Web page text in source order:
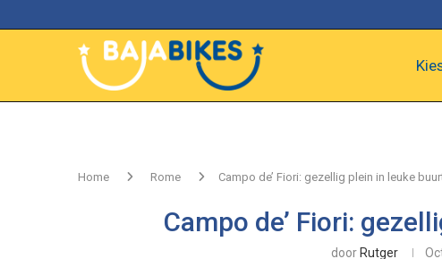
Home Rome Campo de’ Fiori: gezellig plein in leuke
Campo de’ Fiori:
door Rutger